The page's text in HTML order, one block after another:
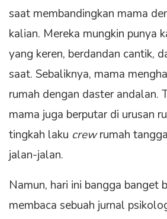
saat membandingkan mama
kalian. Mereka mungkin punya
yang keren, berdandan cantik,
saat. Sebaliknya, mama
rumah dengan daster andalan.
mama juga berputar di urusan
tingkah laku crewrumah
jalan-jalan.
Namun, hari ini bangga banget
membaca sebuah jurnal